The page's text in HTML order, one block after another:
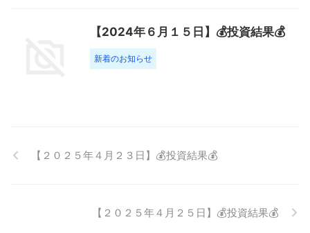
【2024年６月１５日】💰投資結果💰
新着のお知らせ
【２０２５年４月２３日】💰投資結果💰
【２０２５年４月２５日】💰投資結果💰